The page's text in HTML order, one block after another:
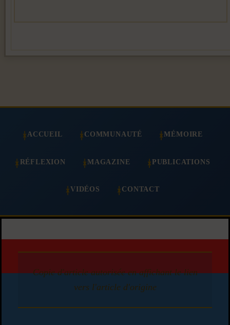
ACCUEIL COMMUNAUTÉ MÉMOIRE
RÉFLEXION MAGAZINE PUBLICATIONS
VIDÉOS CONTACT
Copie d'article autorisée en affichant le lien
vers l'article d'origine